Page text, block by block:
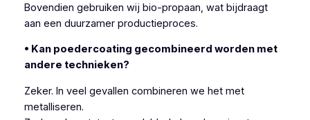
Bovendien gebruiken wij bio-propaan, wat bijdraagt
aan een duurzamer productieproces.
• Kan poedercoating gecombineerd worden met
andere technieken?
Zeker. In veel gevallen combineren we het met
metalliseren.